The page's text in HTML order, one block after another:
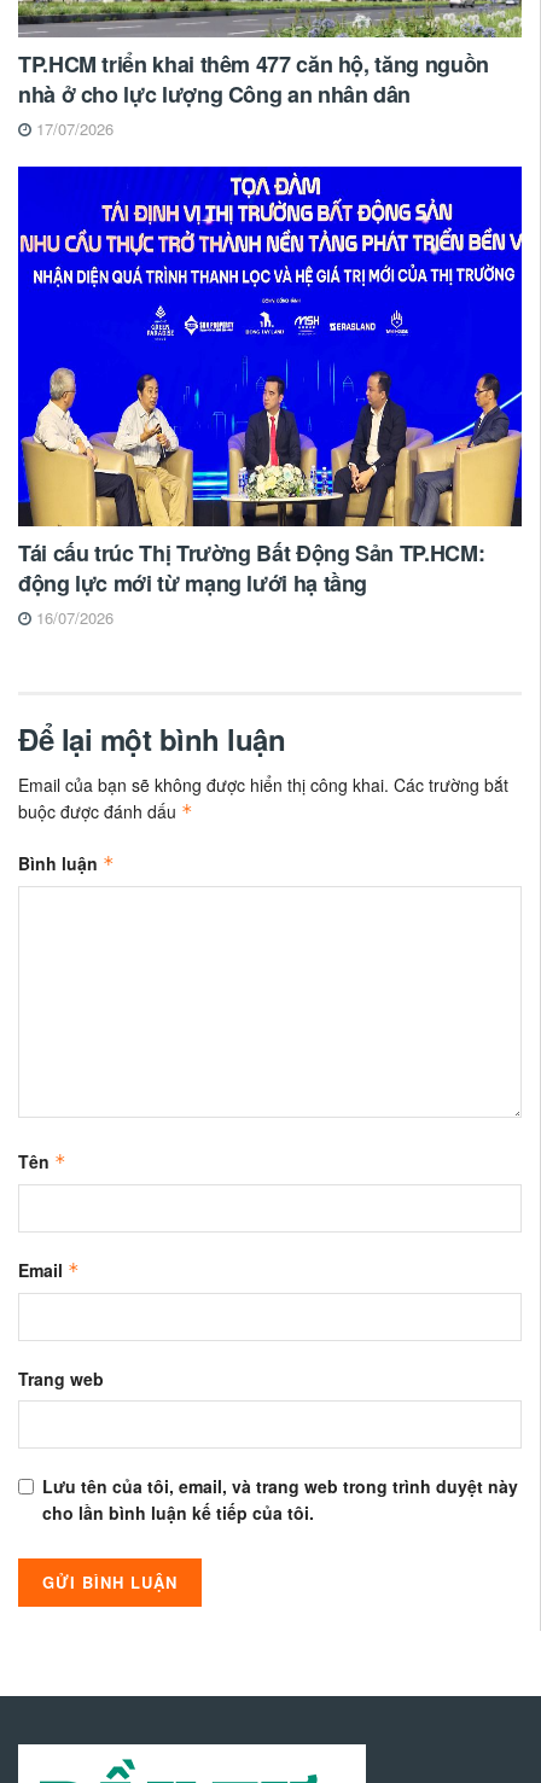
TP.HCM triển khai thêm 477 căn hộ, tăng nguồn
nhà ở cho lực lượng Công an nhân dân
17/07/2026
Tái cấu trúc Thị Trường Bất Động Sản TP.HCM:
động lực mới từ mạng lưới hạ tầng
16/07/2026
Để lại một bình luận
Email của bạn sẽ không được hiển thị công khai. Các trường bắt
buộc được đánh dấu *
Bình luận *
Tên *
Email *
Trang web
Lưu tên của tôi, email, và trang web trong trình duyệt này
cho lần bình luận kế tiếp của tôi.